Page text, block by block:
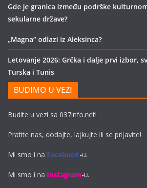
Gde je granica između podrške
sekularne države?
„Magna“ odlazi iz Aleksinca?
Letovanje 2026: Grčka i dalje prvi izbor,
Turska i Tunis
BUDIMO U VEZI
Budite u vezi sa 037info.net!
Pratite nas, dodajte, lajkujte ili se prijavite!
Mi smo i na Facebook-u.
Mi smo i na Instagram-u.